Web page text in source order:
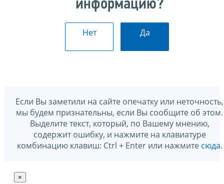
информацию?
Нет Да
Если Вы заметили на сайте опечатку или неточность,
мы будем признательны, если Вы сообщите об этом.
Выделите текст, который, по Вашему мнению,
содержит ошибку, и нажмите на клавиатуре
комбинацию клавиш: Ctrl + Enter или нажмите сюда.
×